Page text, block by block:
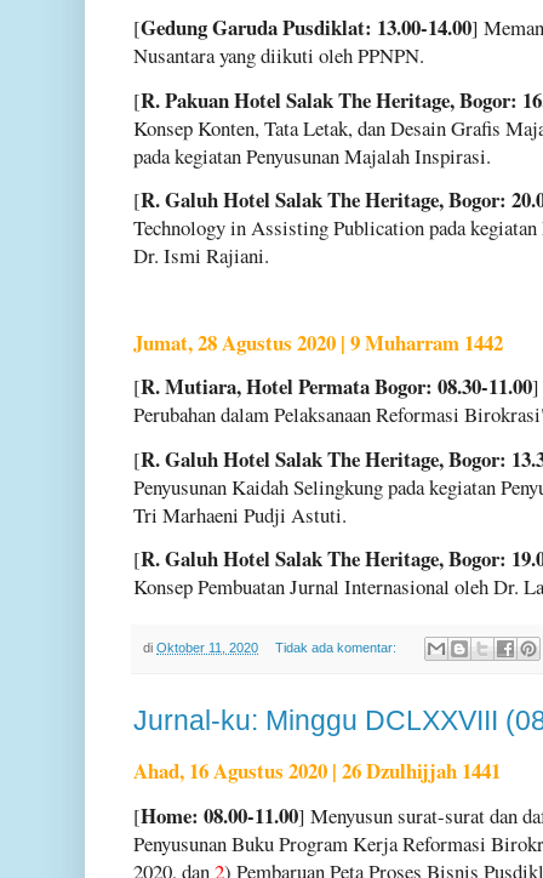
[Gedung Garuda Pusdiklat: 13.00-14.00]
Nusantara yang diikuti oleh PPNPN.
[R. Pakuan Hotel Salak The Heritage, Bogor:
Konsep Konten, Tata Letak, dan Desain Grafis
pada kegiatan Penyusunan Majalah Inspirasi.
[R. Galuh Hotel Salak The Heritage, Bogor:
Technology in Assisting Publication pada
Dr. Ismi Rajiani.
Jumat, 28 Agustus 2020 | 9 Muharram 1442
[R. Mutiara, Hotel Permata Bogor: 08.30-11.00]
Perubahan dalam Pelaksanaan Reformasi
[R. Galuh Hotel Salak The Heritage, Bogor:
Penyusunan Kaidah Selingkung pada kegiatan
Tri Marhaeni Pudji Astuti.
[R. Galuh Hotel Salak The Heritage, Bogor:
Konsep Pembuatan Jurnal Internasional oleh Dr.
di Oktober 11, 2020 Tidak ada komentar:
Jurnal-ku: Minggu DCLXXVIII
Ahad, 16 Agustus 2020 | 26 Dzulhijjah 1441
[Home: 08.00-11.00] Menyusun surat-surat dan
Penyusunan Buku Program Kerja Reformasi
2020, dan2) Pembaruan Peta Proses Bisnis